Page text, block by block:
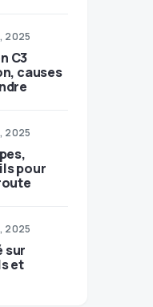
2025
C3
causes
2025
pour
2025
sur
et